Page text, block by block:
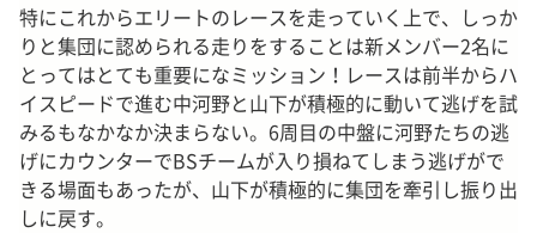
特にこれからエリートのレースを走っていく上で、しっか
りと集団に認められる走りをすることは新メンバー2名に
とってはとても重要になミッション！レースは前半からハ
イスピードで進む中河野と山下が積極的に動いて逃げを試
みるもなかなか決まらない。6周目の中盤に河野たちの逃
げにカウンターでBSチームが入り損ねてしまう逃げがで
きる場面もあったが、山下が積極的に集団を牽引し振り出
しに戻す。